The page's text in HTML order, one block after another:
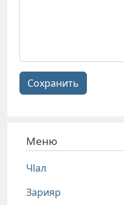
Сохранить
Меню
Чlал
Зарияр